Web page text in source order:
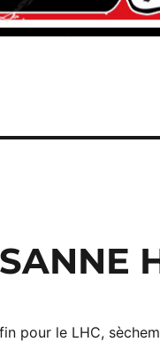
pour le LHC,